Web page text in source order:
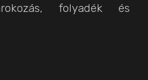
folyadék és